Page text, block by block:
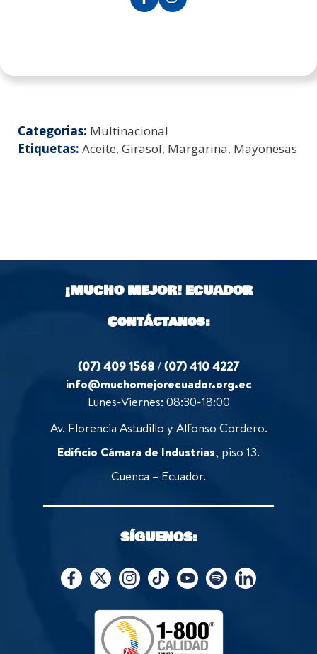
Categorias: Multinacional
Etiquetas: Aceite, Girasol, Margarina, Mayonesas
¡MUCHO MEJOR!ECUADOR
Contáctanos:
(07) 409 1568 /(07) 410 4227
info@muchomejorecuador.org.ec
Lunes-Viernes: 08:30-18:00
Av. Florencia Astudillo y Alfonso Cordero.
Edificio Cámara de Industrias, piso 13.
Cuenca – Ecuador.
SÍGUENOS: